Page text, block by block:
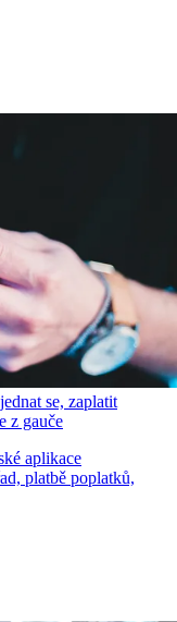
se, zaplatit
z gauče
aplikace
platbě poplatků,